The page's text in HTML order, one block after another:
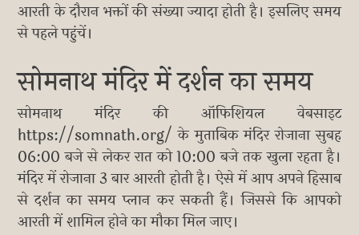
आरती के दौरान भक्तों की संख्या ज्यादा होती है। इसलिए समय
से पहले पहुंचें।
सोमनाथ मंदिर में दर्शन का समय
सोमनाथ मंदिर की ऑफिशियल वेबसाइट
https://somnath.org/ के मुताबिक मंदिर रोजाना सुबह
06:00 बजे से लेकर रात को 10:00 बजे तक खुला रहता है।
मंदिर में रोजाना 3 बार आरती होती है। ऐसे में आप अपने हिसाब
से दर्शन का समय प्लान कर सकती हैं। जिससे कि आपको
आरती में शामिल होने का मौका मिल जाए।